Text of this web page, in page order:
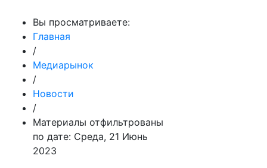
Вы просматриваете:
Главная
/
Медиарынок
/
Новости
/
Материалы отфильтрованы
по дате: Среда, 21 Июнь
2023